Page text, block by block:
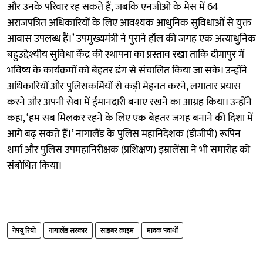
और उनके परिवार रह सकते हैं, जबकि एनजीओ के मेस में 64
अराजपत्रित अधिकारियों के लिए आवश्यक आधुनिक सुविधाओं से युक्त
आवास उपलब्ध हैं।’ उपमुख्यमंत्री ने पुराने हॉल की जगह एक अत्याधुनिक
बहुउद्देश्यीय सुविधा केंद्र की स्थापना का प्रस्ताव रखा ताकि दीमापुर में
भविष्य के कार्यक्रमों को बेहतर ढंग से संचालित किया जा सके। उन्होंने
अधिकारियों और पुलिसकर्मियों से कड़ी मेहनत करने, लगातार प्रयास
करने और अपनी सेवा में ईमानदारी बनाए रखने का आग्रह किया। उन्होंने
कहा, ‘हम सब मिलकर रहने के लिए एक बेहतर जगह बनाने की दिशा में
आगे बढ़ सकते हैं।’ नागालैंड के पुलिस महानिदेशक (डीजीपी) रूपिन
शर्मा और पुलिस उपमहानिरीक्षक (प्रशिक्षण) इम्नालेंसा ने भी समारोह को
संबोधित किया।
नेफ्यू रियो नागालैंड सरकार साइबर क्राइम मादक पदार्थों